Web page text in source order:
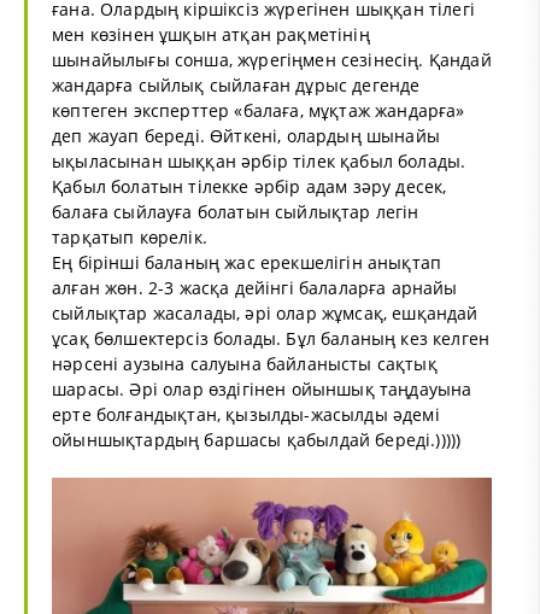
ғана. Олардың кіршіксіз жүрегінен шыққан тілегі
мен көзінен ұшқын атқан рақметінің
шынайылығы сонша, жүрегіңмен сезінесің. Қандай
жандарға сыйлық сыйлаған дұрыс дегенде
көптеген эксперттер «балаға, мұқтаж жандарға»
деп жауап береді. Өйткені, олардың шынайы
ықыласынан шыққан әрбір тілек қабыл болады.
Қабыл болатын тілекке әрбір адам зәру десек,
балаға сыйлауға болатын сыйлықтар легін
тарқатып көрелік.
Ең бірінші баланың жас ерекшелігін анықтап
алған жөн. 2-3 жасқа дейінгі балаларға арнайы
сыйлықтар жасалады, әрі олар жұмсақ, ешқандай
ұсақ бөлшектерсіз болады. Бұл баланың кез келген
нәрсені аузына салуына байланысты сақтық
шарасы. Әрі олар өздігінен ойыншық таңдауына
ерте болғандықтан, қызылды-жасылды әдемі
ойыншықтардың баршасы қабылдай береді.)))))